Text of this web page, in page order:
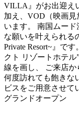
VILLA』がお出迎え
加え、VOD（映画見
います。 南国ムー
な願いを叶えられる
Private Resort~』で
クト リゾートホテ
線を画し、 ご来店か
何度訪れても飽きな
ビスをご用意させて
グランドオープン